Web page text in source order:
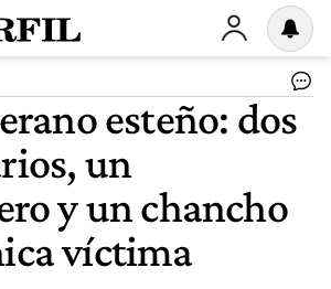
esteño: dos
un
y un chancho
víctima